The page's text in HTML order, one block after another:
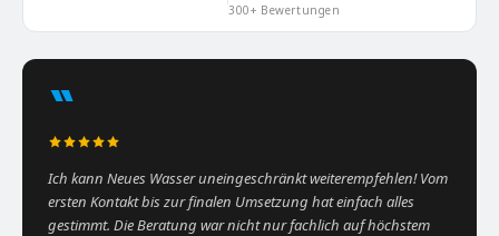
300+ Bewertungen
“
Ich kann Neues Wasser uneingeschränkt weiterempfehlen! Vom
ersten Kontakt bis zur finalen Umsetzung hat einfach alles
gestimmt. Die Beratung war nicht nur fachlich auf höchstem